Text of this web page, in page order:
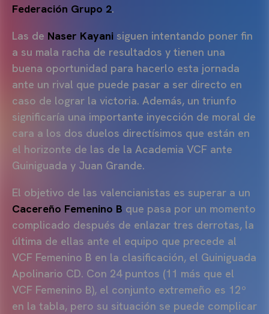
Federación Grupo 2.
Las de Naser Kayani siguen intentando poner fin
a su mala racha de resultados y tienen una
buena oportunidad para hacerlo esta jornada
ante un rival que puede pasar a ser directo en
caso de lograr la victoria. Además, un triunfo
significaría una importante inyección de moral de
cara a los dos duelos directísimos que están en
el horizonte de las de la Academia VCF ante
Guiniguada y Juan Grande.
El objetivo de las valencianistas es superar a un
Cacereño Femenino B que pasa por un momento
complicado después de enlazar tres derrotas, la
última de ellas ante el equipo que precede al
VCF Femenino B en la clasificación, el Guiniguada
Apolinario CD. Con 24 puntos (11 más que el
VCF Femenino B), el conjunto extremeño es 12º
en la tabla, pero su situación se puede complicar